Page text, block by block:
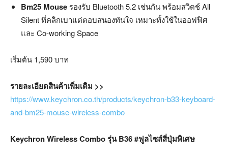
Bm25 Mouse รองรับ Bluetooth 5.2 เช่นกัน พร้อมสวิตช์ All
Silent ที่คลิกเบาแต่ตอบสนองทันใจ เหมาะทั้งใช้ในออฟฟิศ
และ Co-working Space
เริ่มต้น 1,590 บาท
รายละเอียดสินค้าเพิ่มเติม >>
https://www.keychron.co.th/products/keychron-b33-keyboard-
and-bm25-mouse-wireless-combo
Keychron Wireless Combo รุ่น B36 #ฟูลไซส์สี่ปุ่มพิเศษ